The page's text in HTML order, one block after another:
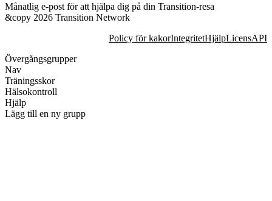
Månatlig e-post för att hjälpa dig på din Transition-resa
&copy 2026 Transition Network
Policy för kakorIntegritetHjälpLicensAPI
Övergångsgrupper
Nav
Träningsskor
Hälsokontroll
Hjälp
Lägg till en ny grupp